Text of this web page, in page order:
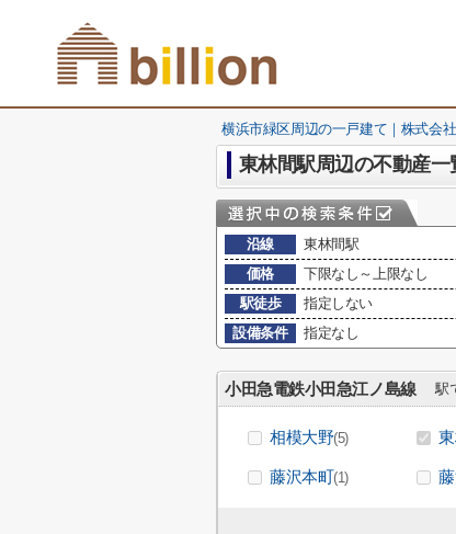
横浜市緑区周辺の一戸建て｜株式会
東林間駅周辺の不動産一
沿線
東林間駅
価格
下限なし～上限なし
駅徒歩
指定しない
設備条件
指定なし
小田急電鉄小田急江ノ島線 駅
相模大野(5)
藤沢本町(1)